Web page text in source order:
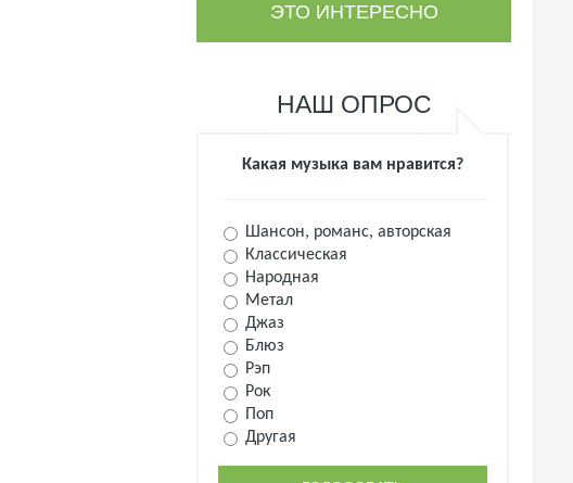
ЭТО ИНТЕРЕСНО
НАШ ОПРОС
Какая музыка вам нравится?
Шансон, романс, авторская
Классическая
Народная
Метал
Джаз
Блюз
Рэп
Рок
Поп
Другая